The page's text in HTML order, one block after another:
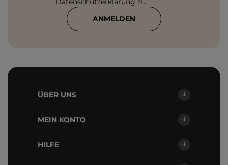
ANMELDEN
ÜBER UNS
MEIN KONTO
HILFE